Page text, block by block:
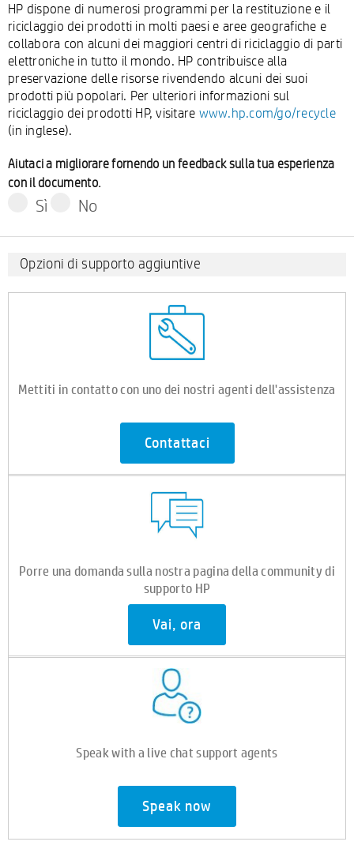
HP dispone di numerosi programmi per la restituzione e il
riciclaggio dei prodotti in molti paesi e aree geografiche e
collabora con alcuni dei maggiori centri di riciclaggio di parti
elettroniche in tutto il mondo. HP contribuisce alla
preservazione delle risorse rivendendo alcuni dei suoi
prodotti più popolari. Per ulteriori informazioni sul
riciclaggio dei prodotti HP, visitare www.hp.com/go/recycle
(in inglese).
Aiutaci a migliorare fornendo un feedback sulla tua esperienza
con il documento.
Sì No
Opzioni di supporto aggiuntive
Mettiti in contatto con uno dei nostri agenti dell'assistenza
Contattaci
Porre una domanda sulla nostra pagina della community di
supporto HP
Vai, ora
Speak with a live chat support agents
Speak now